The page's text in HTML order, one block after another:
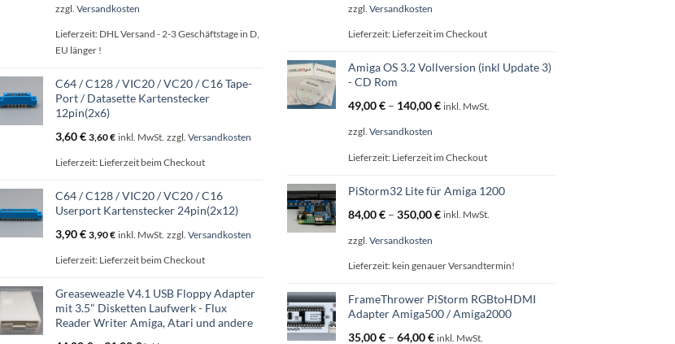
zzgl. Versandkosten
Lieferzeit: DHL Versand - 2-3 Geschäftstage in D,
EU länger !
C64 / C128 / VIC20 / VC20 / C16 Tape-
Port / Datasette Kartenstecker
12pin(2x6)
3,60€ 3,60€ inkl. MwSt. zzgl. Versandkosten
Lieferzeit: Lieferzeit beim Checkout
C64 / C128 / VIC20 / VC20 / C16
Userport Kartenstecker 24pin(2x12)
3,90€ 3,90€ inkl. MwSt. zzgl. Versandkosten
Lieferzeit: Lieferzeit beim Checkout
Greaseweazle V4.1 USB Floppy Adapter
mit 3.5" Disketten Laufwerk - Flux
Reader Writer Amiga, Atari und andere
zzgl. Versandkosten
Lieferzeit: Lieferzeit im Checkout
Amiga OS 3.2 Vollversion (inkl Update 3)
- CD Rom
49,00€ – 140,00€ inkl. MwSt.
zzgl. Versandkosten
Lieferzeit: Lieferzeit im Checkout
PiStorm32 Lite für Amiga 1200
84,00€ – 350,00€ inkl. MwSt.
zzgl. Versandkosten
Lieferzeit: kein genauer Versandtermin!
FrameThrower PiStorm RGBtoHDMI
Adapter Amiga500 / Amiga2000
35,00€ – 64,00€ inkl. MwSt.